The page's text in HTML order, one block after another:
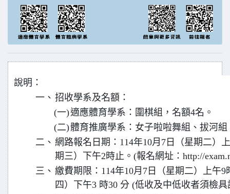
說明：
一、 招收學系及名額：
(一)適應體育學系：圍棋組，名額4名。
(二)體育推廣學系：女子啦啦舞組、拔河
二、 網路報名日期：114年10月7日（星期二）
期三）下午2時止。(報名網址：http://
三、 繳費期限：114年10月7日（星期二）上午9
四）下午3 時30 分 (低收及中低收者須檢